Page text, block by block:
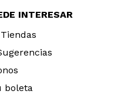
INTERESAR
boleta